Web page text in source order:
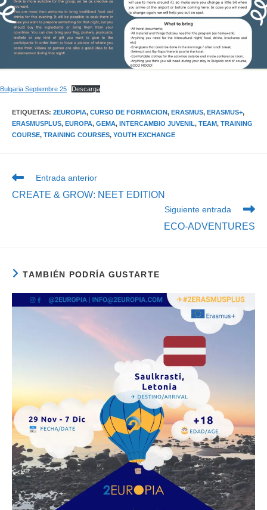
Bulgaria Septiembre 25 Descarga
ETIQUETAS: 2EUROPIA, CURSO DE FORMACION, ERASMUS, ERASMUS+,
ERASMUSPLUS, EUROPA, GEMA, INTERCAMBIO JUVENIL, TEAM, TRAINING
COURSE, TRAINING COURSES, YOUTH EXCHANGE
Leer
artículos
Entrada anterior
CREATE & GROW: NEET EDITION
Siguiente entrada
ECO-ADVENTURES
TAMBIÉN PODRÍA GUSTARTE